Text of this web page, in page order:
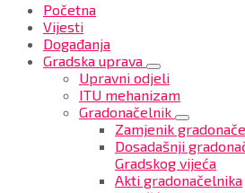
Početna
Vijesti
Događanja
Gradska uprava
Upravni odjeli
ITU mehanizam
Gradonačelnik
Zamjenik
Dosadašnji
Gradskog vijeća
Akti gradonačelnika